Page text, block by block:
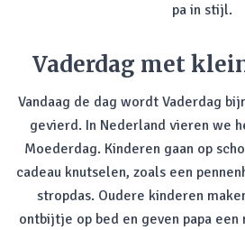
pa in stijl.
Vaderdag met
Vandaag de dag wordt Vaderdag
gevierd. In Nederland vieren we
Moederdag. Kinderen gaan op
cadeau knutselen, zoals een
stropdas. Oudere kinderen
ontbijtje op bed en geven papa een